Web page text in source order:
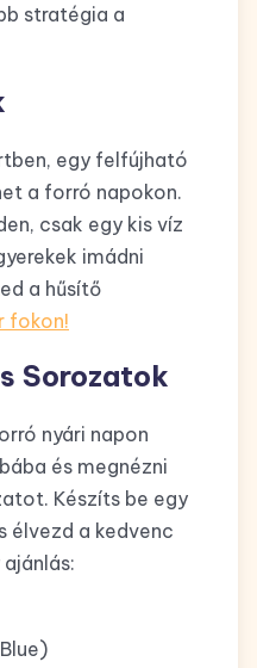
stratégia a
egy felfújható
a forró napokon.
csak egy kis víz
imádni
a hűsítő
fokon!
Sorozatok
nyári napon
és megnézni
Készíts be egy
élvezd a kedvenc